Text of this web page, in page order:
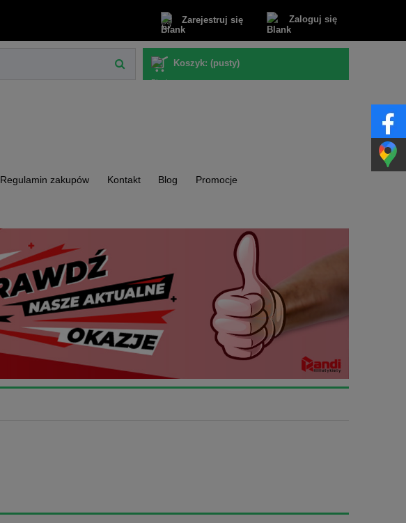
Zarejestruj się Zaloguj się
Koszyk: (pusty)
Regulamin zakupów Kontakt Blog Promocje